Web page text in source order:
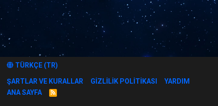
TÜRKÇE (TR)
ŞARTLAR VE KURALLAR GIZLILIK POLITIKASI
YARDIM
ANA SAYFA
R